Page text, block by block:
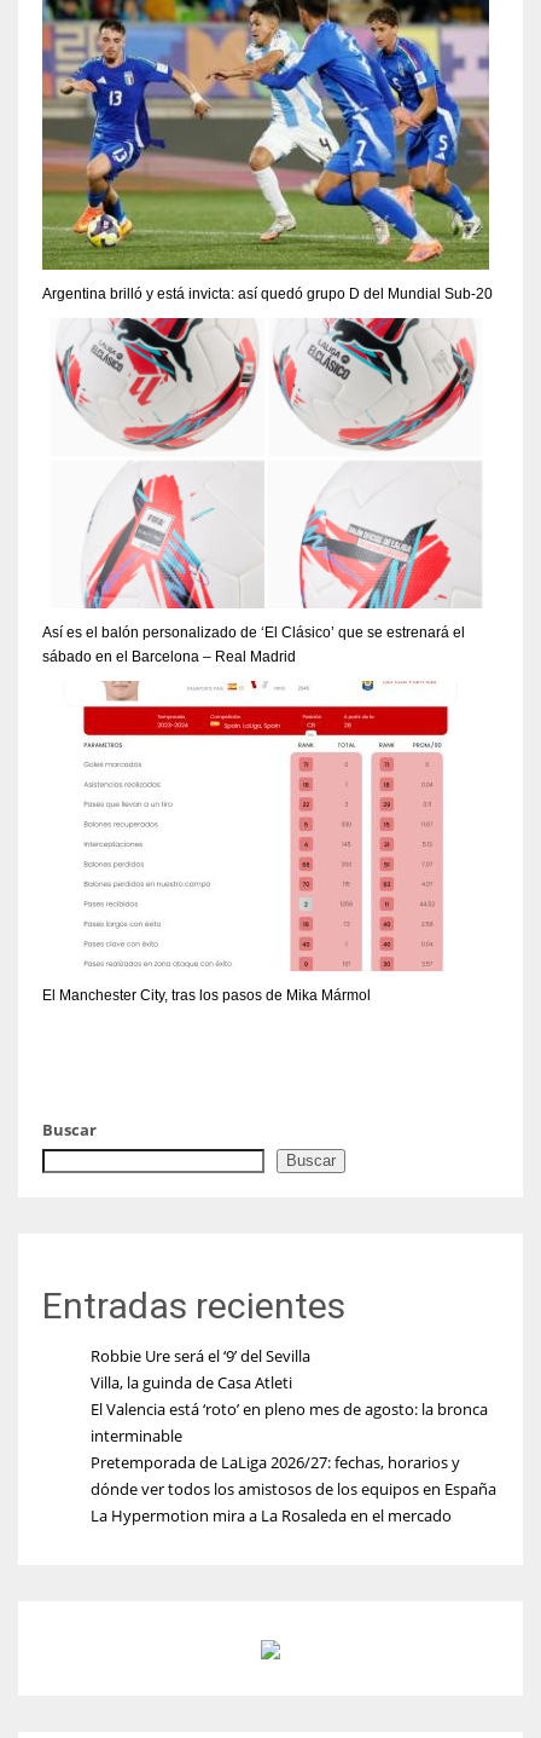
Argentina brilló y está invicta: así quedó grupo D del Mundial Sub-20
Así es el balón personalizado de ‘El Clásico’ que se estrenará el
sábado en el Barcelona – Real Madrid
El Manchester City, tras los pasos de Mika Mármol
Buscar
Buscar
Entradas recientes
Robbie Ure será el ‘9’ del Sevilla
Villa, la guinda de Casa Atleti
El Valencia está ‘roto’ en pleno mes de agosto: la bronca
interminable
Pretemporada de LaLiga 2026/27: fechas, horarios y
dónde ver todos los amistosos de los equipos en España
La Hypermotion mira a La Rosaleda en el mercado